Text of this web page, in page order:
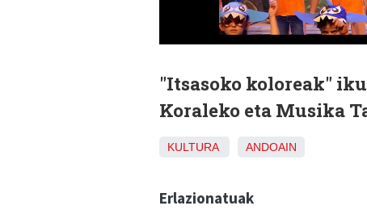
"Itsasoko koloreak"
Koraleko eta Musika
KULTURA ANDOAIN
Erlazionatuak